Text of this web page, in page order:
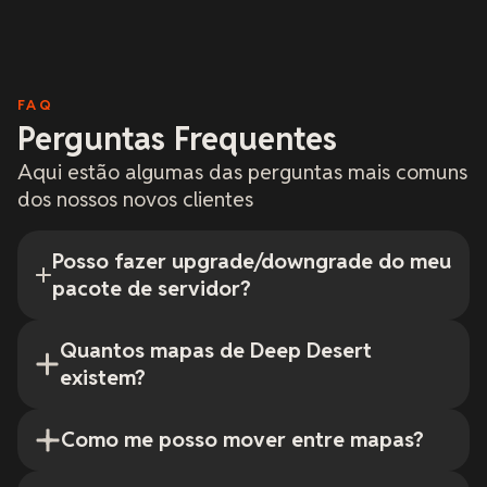
FAQ
Perguntas Frequentes
Aqui estão algumas das perguntas mais comuns
dos nossos novos clientes
Posso fazer upgrade/downgrade do meu
pacote de servidor?
Quantos mapas de Deep Desert
existem?
Como me posso mover entre mapas?